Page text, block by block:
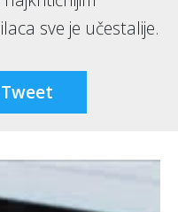
sve je učestalije.